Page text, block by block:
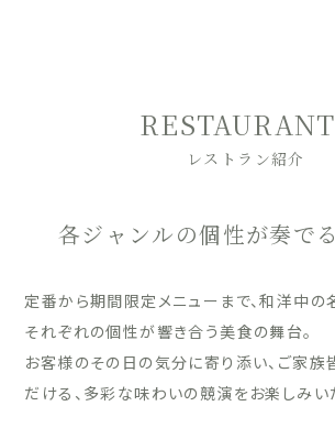
レストラン紹介
各ジャンルの個性が奏で
定番から期間限定メニューまで、和洋中の
それぞれの個性が響き合う美食の舞台。
お客様のその日の気分に寄り添い、ご家
だける、多彩な味わいの競演をお楽しみい